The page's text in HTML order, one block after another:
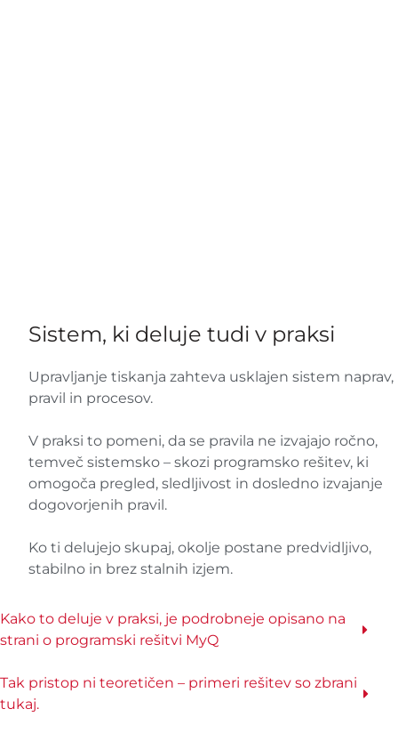
Sistem, ki deluje tudi v praksi
Upravljanje tiskanja zahteva usklajen sistem naprav,
pravil in procesov.
V praksi to pomeni, da se pravila ne izvajajo ročno,
temveč sistemsko – skozi programsko rešitev, ki
omogoča pregled, sledljivost in dosledno izvajanje
dogovorjenih pravil.
Ko ti delujejo skupaj, okolje postane predvidljivo,
stabilno in brez stalnih izjem.
Kako to deluje v praksi, je podrobneje opisano na
strani o programski rešitvi MyQ
Tak pristop ni teoretičen – primeri rešitev so zbrani
tukaj.